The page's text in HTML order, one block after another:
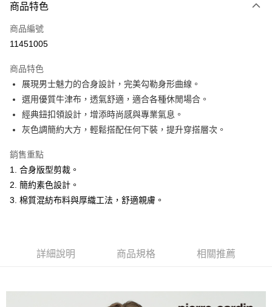
信用卡一次付款
超商取貨付款
Apple Pay
悠遊付
Google Pay
ATM付款
全家取貨付款
每筆NT$60，滿NT$1,200(含以上)免運費
每筆NT$60，滿NT$1,200(含以上)免運費
商品特色
商品編號
11451005
商品特色
展現男士魅力的合身設計，完美勾勒身形曲線。
選用優質牛津布，透氣舒適，適合各種休閒場合。
經典鈕扣領設計，增添時尚感與專業氣息。
灰色調簡約大方，輕鬆搭配任何下裝，提升穿搭層次。
銷售重點
1. 合身版型剪裁。
2. 簡約素色設計。
3. 棉質混紡布料與厚織工法，舒適親膚。
詳細說明 商品規格 相關推薦